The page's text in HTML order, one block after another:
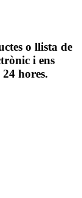
o llista de
i ens
hores.